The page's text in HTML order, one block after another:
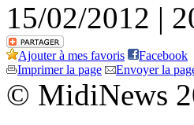
15/02/2012 |
Ajouter à mes favoris
Facebook
Imprimer la page
Envoyer la
© MidiNews